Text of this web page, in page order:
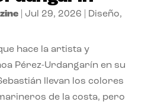
| Jul 29, 2026 Diseño,
hace la artista y
Pérez-Urdangarín en su
llevan los colores
de la costa, pero